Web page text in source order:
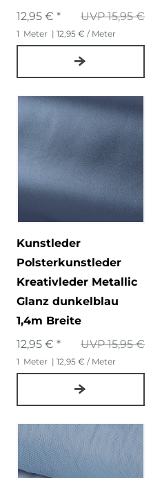
UVP 15,95 €
12,95 € *
1 Meter | 12,95 € / Meter
Kunstleder
Polsterkunstleder
Kreativleder Metallic
Glanz dunkelblau
1,4m Breite
UVP 15,95 €
12,95 € *
1 Meter | 12,95 € / Meter